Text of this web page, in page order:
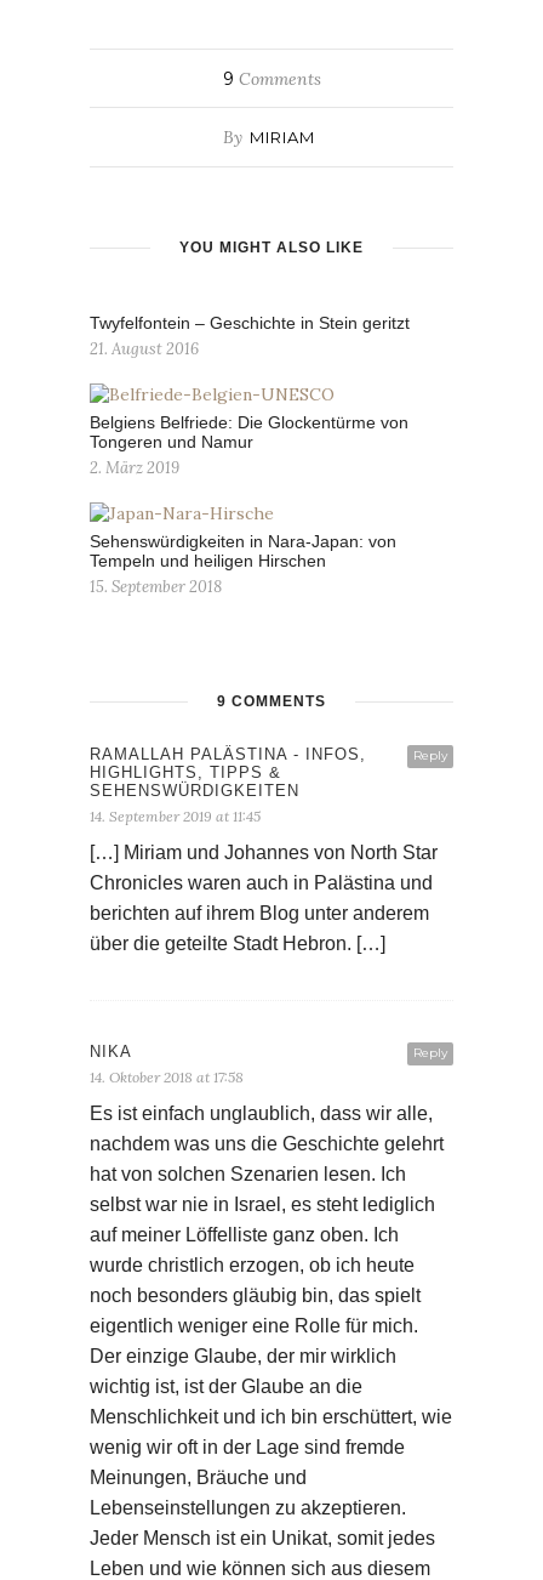
9 Comments
By MIRIAM
YOU MIGHT ALSO LIKE
Twyfelfontein – Geschichte in Stein geritzt
21. August 2016
Belgiens Belfriede: Die Glockentürme von
Tongeren und Namur
2. März 2019
Sehenswürdigkeiten in Nara-Japan: von
Tempeln und heiligen Hirschen
15. September 2018
9 COMMENTS
Reply
RAMALLAH PALÄSTINA - INFOS,
HIGHLIGHTS, TIPPS &
SEHENSWÜRDIGKEITEN
14. September 2019 at 11:45
[…] Miriam und Johannes von North Star
Chronicles waren auch in Palästina und
berichten auf ihrem Blog unter anderem
über die geteilte Stadt Hebron. […]
Reply
NIKA
14. Oktober 2018 at 17:58
Es ist einfach unglaublich, dass wir alle,
nachdem was uns die Geschichte gelehrt
hat von solchen Szenarien lesen. Ich
selbst war nie in Israel, es steht lediglich
auf meiner Löffelliste ganz oben. Ich
wurde christlich erzogen, ob ich heute
noch besonders gläubig bin, das spielt
eigentlich weniger eine Rolle für mich.
Der einzige Glaube, der mir wirklich
wichtig ist, ist der Glaube an die
Menschlichkeit und ich bin erschüttert, wie
wenig wir oft in der Lage sind fremde
Meinungen, Bräuche und
Lebenseinstellungen zu akzeptieren.
Jeder Mensch ist ein Unikat, somit jedes
Leben und wie können sich aus diesem